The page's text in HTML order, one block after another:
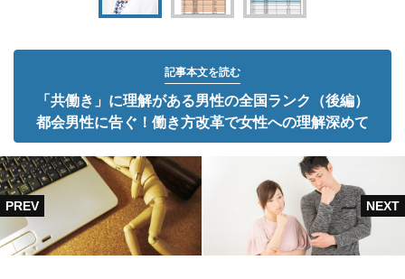
記事本文を読む
「共働き」に理解がある男性の全国ランク（後編）
都会男性に告ぐ！働き方改革で女性への理解深めて